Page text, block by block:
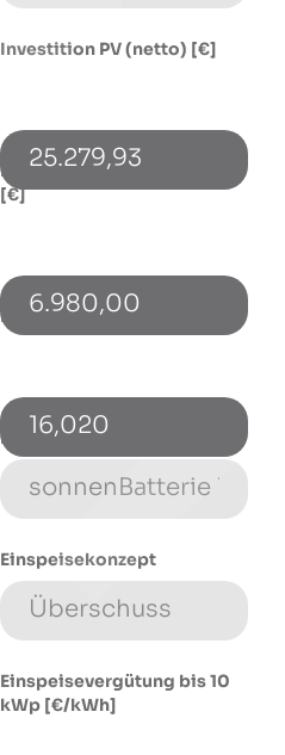
Investition PV (netto) [€]
25.279,93
Investition Speicher (netto)
[€]
6.980,00
PV-Leistung [kWp]
16,020
Energiespeicher (Typ)
Einspeisekonzept
Einspeisevergütung bis 10
kWp [€/kWh]